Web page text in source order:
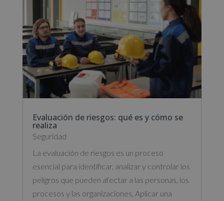
Evaluación de riesgos: qué es y cómo se
realiza
Seguridad
La evaluación de riesgos es un proceso
esencial para identificar, analizar y controlar los
peligros que pueden afectar a las personas, los
procesos y las organizaciones, Aplicar una